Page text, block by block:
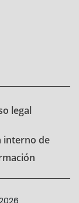
legal
interno de